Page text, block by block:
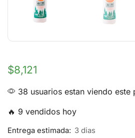
$8,121
38 usuarios estan viendo este
🔥 9 vendidos hoy
Entrega estimada: 3 dias